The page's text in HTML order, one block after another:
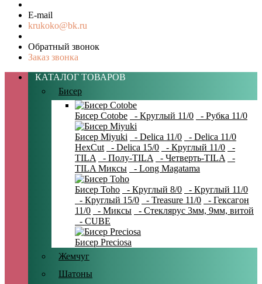
E-mail
krukoko@bk.ru
Обратный звонок
Заказ звонка
КАТАЛОГ ТОВАРОВ
Бисер
Бисер Cotobe - Круглый 11/0 - Рубка 11/0
Бисер Miyuki - Delica 11/0
- Delica 11/0
HexCut
- Delica 15/0 - Круглый 11/0
-
TILA
- Полу-TILA - Четверть-TILA
-
TILA Миксы
- Long Magatama
Бисер Toho - Круглый 8/0
- Круглый 11/0
- Круглый 15/0
- Treasure 11/0
- Гексагон
11/0
- Миксы
- Стеклярус 3мм, 9мм, витой
- CUBE
Бисер Preciosa
Жемчуг
Шатоны